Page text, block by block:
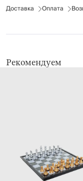
воздействиям. Беречь от
Доставка
Оплата
Рекомендуем